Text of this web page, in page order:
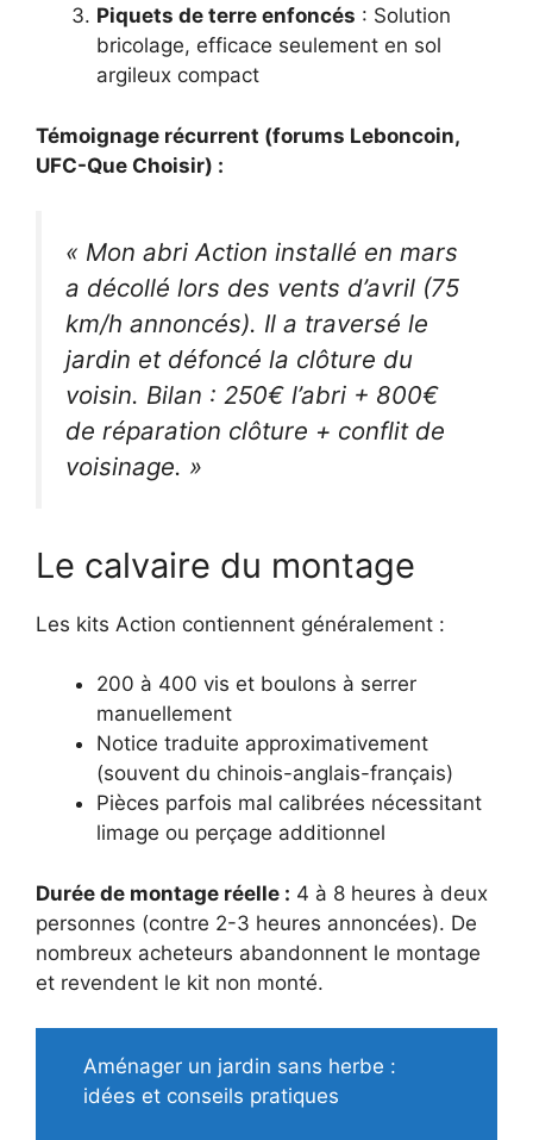
Piquets de terre enfoncés : Solution
bricolage, efficace seulement en sol
argileux compact
Témoignage récurrent (forums Leboncoin,
UFC-Que Choisir) :
« Mon abri Action installé en mars
a décollé lors des vents d’avril (75
km/h annoncés). Il a traversé le
jardin et défoncé la clôture du
voisin. Bilan : 250€ l’abri + 800€
de réparation clôture + conflit de
voisinage. »
Le calvaire du montage
Les kits Action contiennent généralement :
200 à 400 vis et boulons à serrer
manuellement
Notice traduite approximativement
(souvent du chinois-anglais-français)
Pièces parfois mal calibrées nécessitant
limage ou perçage additionnel
Durée de montage réelle : 4 à 8 heures à deux
personnes (contre 2-3 heures annoncées). De
nombreux acheteurs abandonnent le montage
et revendent le kit non monté.
Aménager un jardin sans herbe :
idées et conseils pratiques